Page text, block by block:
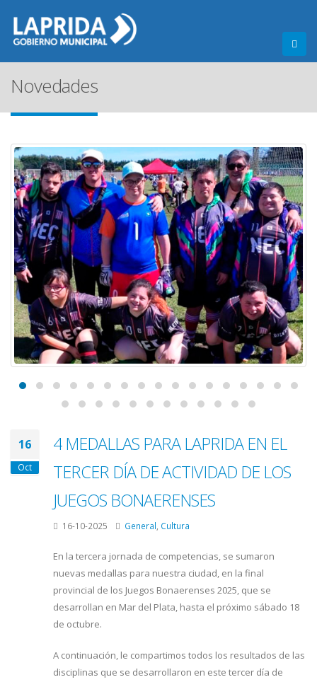
Novedades
16
Oct
4 MEDALLAS PARA LAPRIDA EN EL
TERCER DÍA DE ACTIVIDAD DE LOS
JUEGOS BONAERENSES
16-10-2025 General, Cultura
En la tercera jornada de competencias, se sumaron
nuevas medallas para nuestra ciudad, en la final
provincial de los Juegos Bonaerenses 2025, que se
desarrollan en Mar del Plata, hasta el próximo sábado 18
de octubre.
A continuación, le compartimos todos los resultados de las
disciplinas que se desarrollaron en este tercer día de